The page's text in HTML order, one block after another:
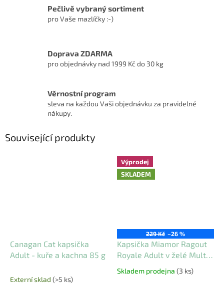
Pečlivě vybraný sortiment
pro Vaše mazlíčky :-)
Doprava ZDARMA
pro objednávky nad 1999 Kč do 30 kg
Věrnostní program
sleva na každou Vaši objednávku za pravidelné
nákupy.
Související produkty
Canagan Cat kapsička
Adult - kuře a kachna 85 g
Externí sklad (>5 ks)
Výprodej
SKLADEM
229 Kč –26 %
Kapsička Miamor Ragout
Royale Adult v želé Multi
Průměrné
Skladem prodejna (3 ks)